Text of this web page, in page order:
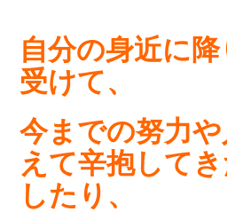
自分の身近に
受けて、
今までの努力
えて辛抱して
したり、